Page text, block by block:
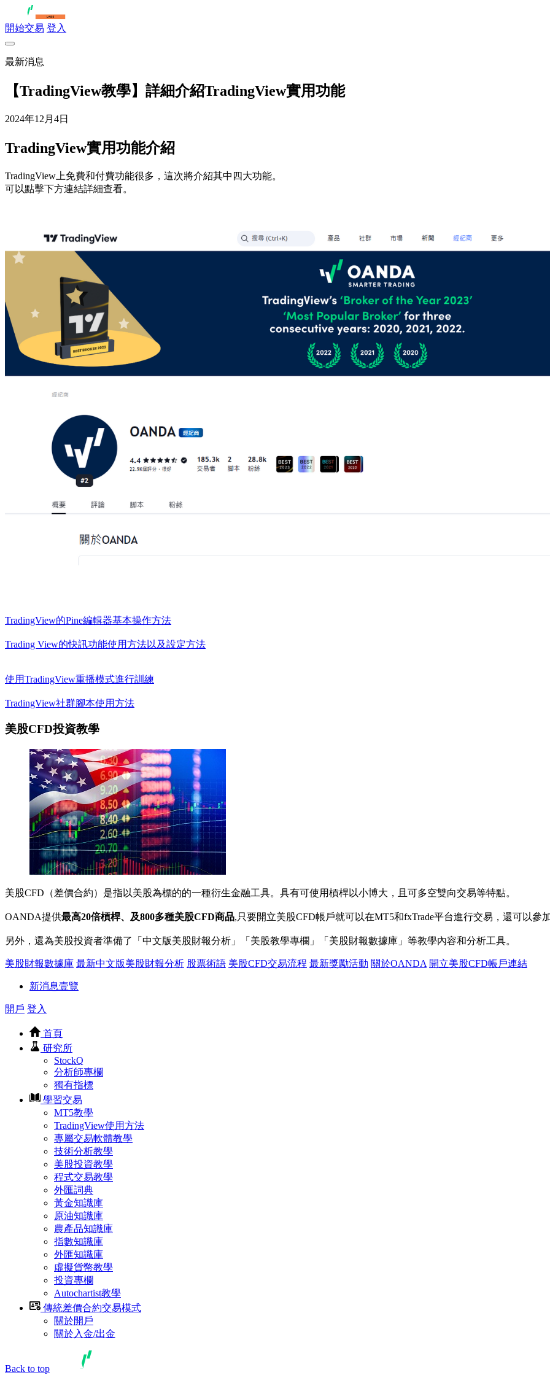
開始交易 登入
最新消息
【TradingView教學】詳細介紹TradingView實用功能
2024年12月4日
TradingView實用功能介紹
TradingView上免費和付費功能很多，這次將介紹其中四大功能。
可以點擊下方連結詳細查看。
TradingView的Pine編輯器基本操作方法
Trading View的快訊功能使用方法以及設定方法
使用TradingView重播模式進行訓練
TradingView社群腳本使用方法
美股CFD投資教學
美股CFD（差價合約）是指以美股為標的的一種衍生金融工具。具有可使用槓桿以小博大，且可多空雙向交易等特點。
OANDA提供最高20倍槓桿、及800多種美股CFD商品,只要開立美股CFD帳戶就可以在MT5和fxTrade平台進行交易，還可以參
另外，還為美股投資者準備了「中文版美股財報分析」「美股教學專欄」「美股財報數據庫」等教學內容和分析工具。
美股財報數據庫 最新中文版美股財報分析 股票術語 美股CFD交易流程 最新獎勵活動 關於OANDA 開立美股CFD帳戶連結
新消息壹覽
開戶 登入
首頁
研究所
StockQ
分析師專欄
獨有指標
學習交易
MT5教學
TradingView使用方法
專屬交易軟體教學
技術分析教學
美股投資教學
程式交易教學
外匯詞典
黃金知識庫
原油知識庫
農產品知識庫
指數知識庫
外匯知識庫
虛擬貨幣教學
投資專欄
Autochartist教學
傳統差價合約交易模式
關於開戶
關於入金/出金
Back to top